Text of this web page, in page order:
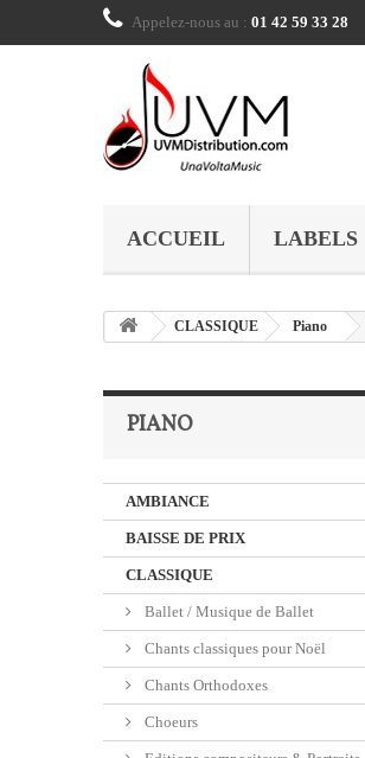
Appelez-nous au : 01 42 59 33 28
ACCUEIL LABELS
CLASSIQUE Piano
PIANO
AMBIANCE
BAISSE DE PRIX
CLASSIQUE
Ballet / Musique de Ballet
Chants classiques pour Noël
Chants Orthodoxes
Choeurs